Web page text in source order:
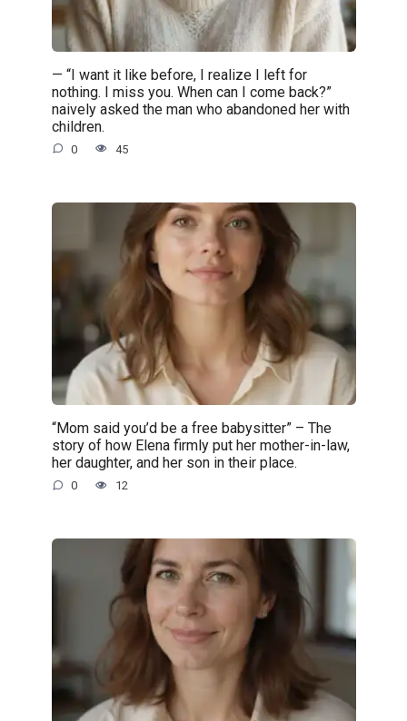
— “I want it like before, I realize I left for
nothing. I miss you. When can I come back?”
naively asked the man who abandoned her with
children.
0 45
“Mom said you’d be a free babysitter” – The
story of how Elena firmly put her mother-in-law,
her daughter, and her son in their place.
0 12